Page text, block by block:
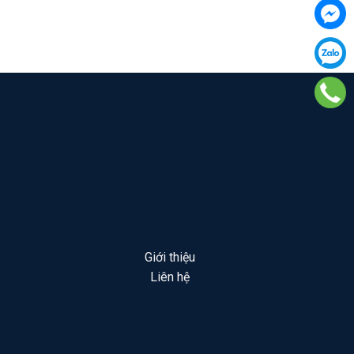
Giới thiệu
Liên hệ